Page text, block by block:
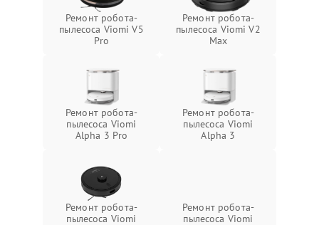
Ремонт робота-
пылесоса Viomi V5
Pro
Ремонт робота-
пылесоса Viomi V2
Max
Ремонт робота-
пылесоса Viomi
Alpha 3 Pro
Ремонт робота-
пылесоса Viomi
Alpha 3
Ремонт робота-
пылесоса Viomi
Ремонт робота-
пылесоса Viomi